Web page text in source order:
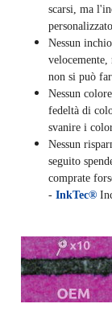
scarsi, ma
Nessun
non si può
Nessun
fedeltà di
svanire i
Nessun
seguito
comprate
- InkTec®